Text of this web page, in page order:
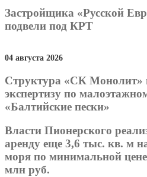
Застройщика «Русской
подвели под КРТ
04 августа 2026
Структура «СК Монолит»
экспертизу по
«Балтийские пески»
Власти Пионерского
аренду еще 3,6 тыс. кв. м
моря по минимальной
млн руб.